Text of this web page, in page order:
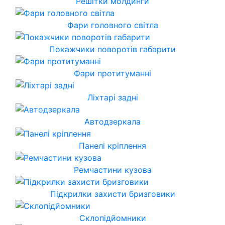
Фари головного світла
Покажчики поворотів габарити
Фари протитуманні
Ліхтарі задні
Автодзеркала
Панелі кріплення
Ремчастини кузова
Підкрилки захисти бризговики
Склопідйомники